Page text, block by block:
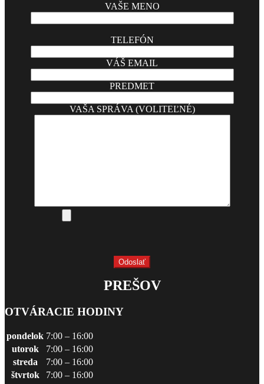
VAŠE MENO
TELEFÓN
VÁŠ EMAIL
PREDMET
VAŠA SPRÁVA (VOLITEĽNÉ)
PREŠOV
OTVÁRACIE HODINY
pondelok 7:00 – 16:00
utorok
7:00 – 16:00
streda
7:00 – 16:00
štvrtok
7:00 – 16:00